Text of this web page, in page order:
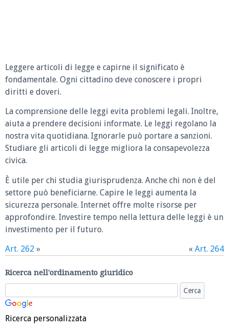
Leggere articoli di legge e capirne il significato è
fondamentale. Ogni cittadino deve conoscere i propri
diritti e doveri.
La comprensione delle leggi evita problemi legali. Inoltre,
aiuta a prendere decisioni informate. Le leggi regolano la
nostra vita quotidiana. Ignorarle può portare a sanzioni.
Studiare gli articoli di legge migliora la consapevolezza
civica.
È utile per chi studia giurisprudenza. Anche chi non è del
settore può beneficiarne. Capire le leggi aumenta la
sicurezza personale. Internet offre molte risorse per
approfondire. Investire tempo nella lettura delle leggi è un
investimento per il futuro.
Art. 262 » « Art. 264
Ricerca nell'ordinamento giuridico
Ricerca personalizzata